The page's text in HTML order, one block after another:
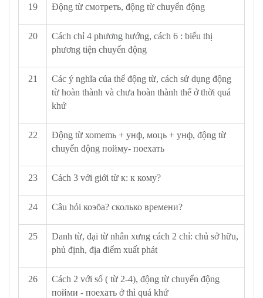
19 Động từ смотреть, động từ chuyển động
20
Cách chỉ 4 phương hướng, cách 6 : biểu thị
phương tiện chuyển động
21
Các ý nghĩa của thể động từ, cách sử dụng động
từ hoàn thành và chưa hoàn thành thể ở thời quá
khứ
22
Động từ хоmеmь + унф, моць + унф, động từ
chuyển động пойму- поехать
23 Cách 3 với giới từ к: к кому?
24 Câu hỏi коэба? сколько времени?
25
Danh từ, đại từ nhân xưng cách 2 chỉ: chủ sở hữu,
phủ định, địa điểm xuất phát
26
Cách 2 với số ( từ 2-4), động từ chuyển động
пойми - поехать ở thì quá khứ